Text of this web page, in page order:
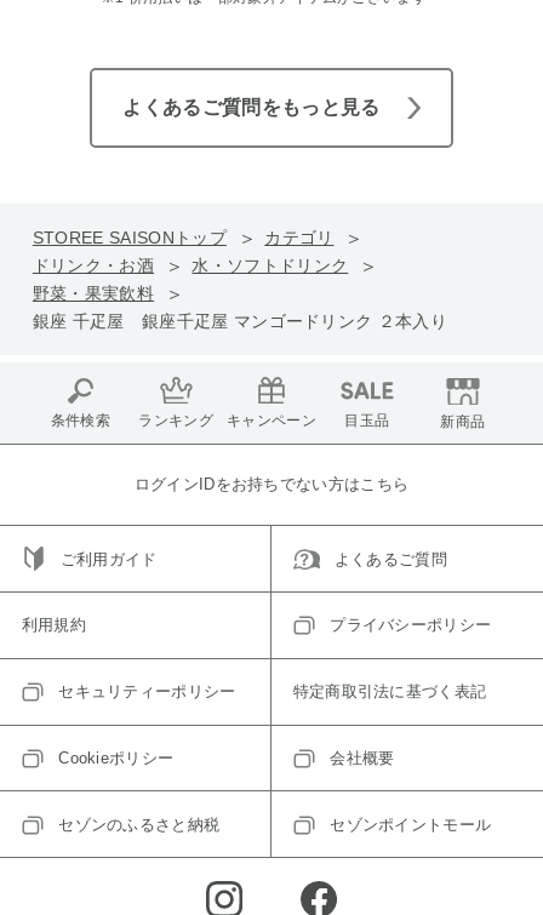
よくあるご質問をもっと見る
STOREE SAISONトップ
カテゴリ
ドリンク・お酒
水・ソフトドリンク
野菜・果実飲料
銀座 千疋屋 銀座千疋屋 マンゴードリンク ２本入り
条件検索 ランキング キャンペーン 目玉品 新商品
ログインIDをお持ちでない方はこちら
ご利用ガイド よくあるご質問
利用規約 プライバシーポリシー
セキュリティーポリシー 特定商取引法に基づく表記
Cookieポリシー 会社概要
セゾンのふるさと納税 セゾンポイントモール